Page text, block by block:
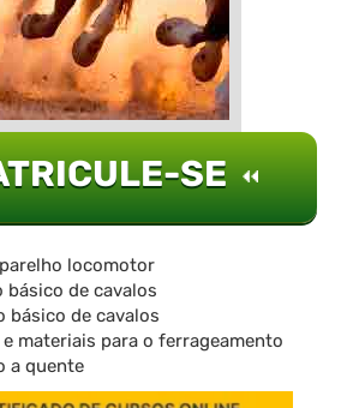
SE
locomotor
básico de cavalos
básico de cavalos
materiais para o ferrageamento
a quente